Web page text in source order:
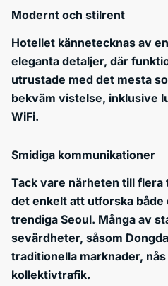
Modernt och stilrent
Hotellet kännetecknas av
eleganta detaljer, där
utrustade med det mesta
bekväm vistelse, inklusive
WiFi.
Smidiga kommunikationer
Tack vare närheten till
det enkelt att utforska
trendiga Seoul. Många av
sevärdheter, såsom
traditionella marknader,
kollektivtrafik.